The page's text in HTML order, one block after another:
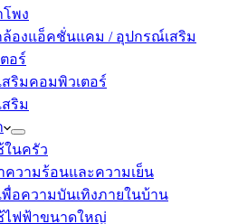
โพง
ล้องแอ็คชั่นแคม / อุปกรณ์เสริม
อร์
ริมคอมพิวเตอร์
ริม
ในครัว
ความร้อนและความเย็น
อความบันเทิงภายในบ้าน
ไฟฟ้าขนาดใหญ่